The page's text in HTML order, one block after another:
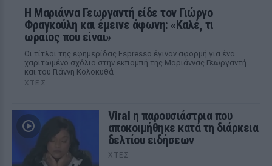
Η Μαριάννα Γεωργαντή είδε τον Γιώργο
Φραγκούλη και έμεινε άφωνη: «Καλέ, τι
ωραίος που είναι»
Οι τίτλοι της εφημερίδας Espresso έγιναν αφορμή για ένα
χαριτωμένο σχόλιο στην εκπομπή της Μαριάννας Γεωργαντή
και του Γιάννη Κολοκυθά
ΧΤΕΣ
Viral η παρουσιάστρια που
αποκοιμήθηκε κατά τη διάρκεια
δελτίου ειδήσεων
ΧΤΕΣ